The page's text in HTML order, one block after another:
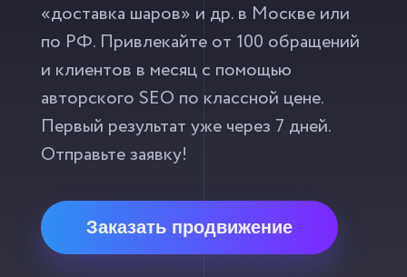
«доставка шаров» и др. в Москве или
по РФ. Привлекайте от 100 обращений
и клиентов в месяц с помощью
авторского SEO по классной цене.
Первый результат уже через 7 дней.
Отправьте заявку!
Заказать продвижение